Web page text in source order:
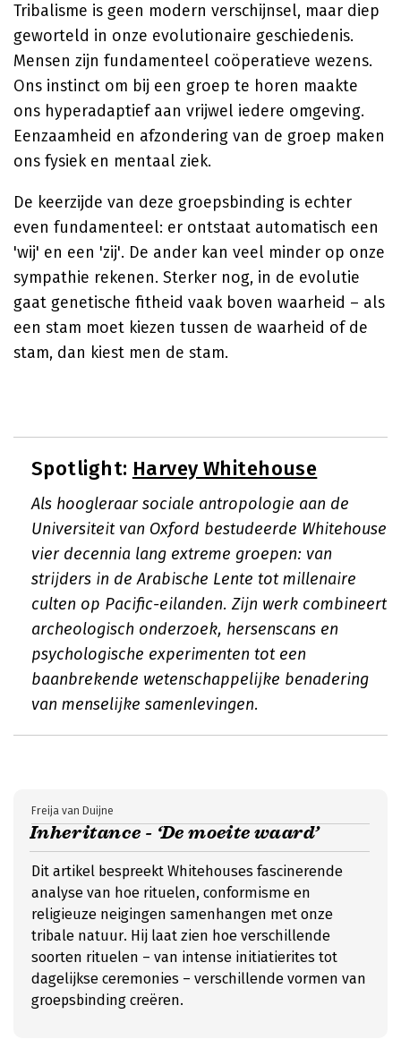
Tribalisme is geen modern verschijnsel, maar diep
geworteld in onze evolutionaire geschiedenis.
Mensen zijn fundamenteel coöperatieve wezens.
Ons instinct om bij een groep te horen maakte
ons hyperadaptief aan vrijwel iedere omgeving.
Eenzaamheid en afzondering van de groep maken
ons fysiek en mentaal ziek.
De keerzijde van deze groepsbinding is echter
even fundamenteel: er ontstaat automatisch een
'wij' en een 'zij'. De ander kan veel minder op onze
sympathie rekenen. Sterker nog, in de evolutie
gaat genetische fitheid vaak boven waarheid – als
een stam moet kiezen tussen de waarheid of de
stam, dan kiest men de stam.
Spotlight: Harvey Whitehouse
Als hoogleraar sociale antropologie aan de
Universiteit van Oxford bestudeerde Whitehouse
vier decennia lang extreme groepen: van
strijders in de Arabische Lente tot millenaire
culten op Pacific-eilanden. Zijn werk combineert
archeologisch onderzoek, hersenscans en
psychologische experimenten tot een
baanbrekende wetenschappelijke benadering
van menselijke samenlevingen.
Inheritance - ‘De moeite waard’
Freija van Duijne
Dit artikel bespreekt Whitehouses fascinerende
analyse van hoe rituelen, conformisme en
religieuze neigingen samenhangen met onze
tribale natuur. Hij laat zien hoe verschillende
soorten rituelen – van intense initiatierites tot
dagelijkse ceremonies – verschillende vormen van
groepsbinding creëren.